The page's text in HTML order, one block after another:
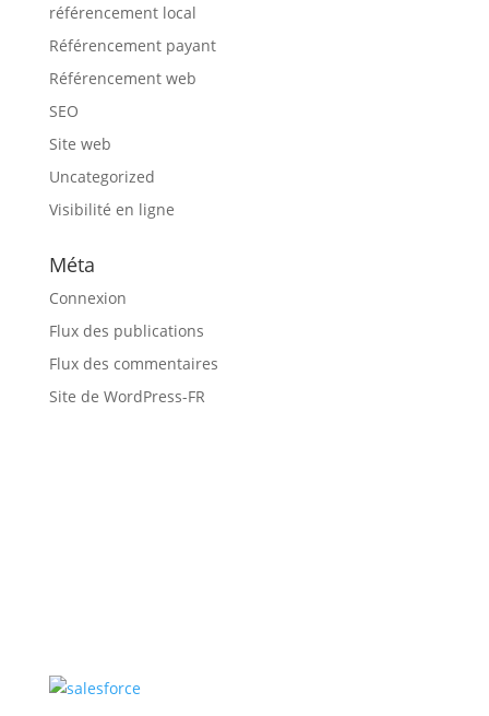
référencement local
Référencement payant
Référencement web
SEO
Site web
Uncategorized
Visibilité en ligne
Méta
Connexion
Flux des publications
Flux des commentaires
Site de WordPress-FR